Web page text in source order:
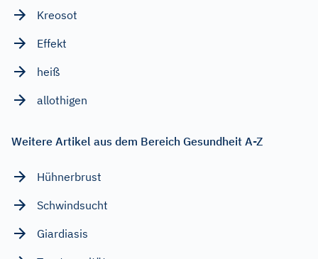
Kreosot
Effekt
heiß
allothigen
Weitere Artikel aus dem Bereich Gesundheit A-Z
Hühnerbrust
Schwindsucht
Giardiasis